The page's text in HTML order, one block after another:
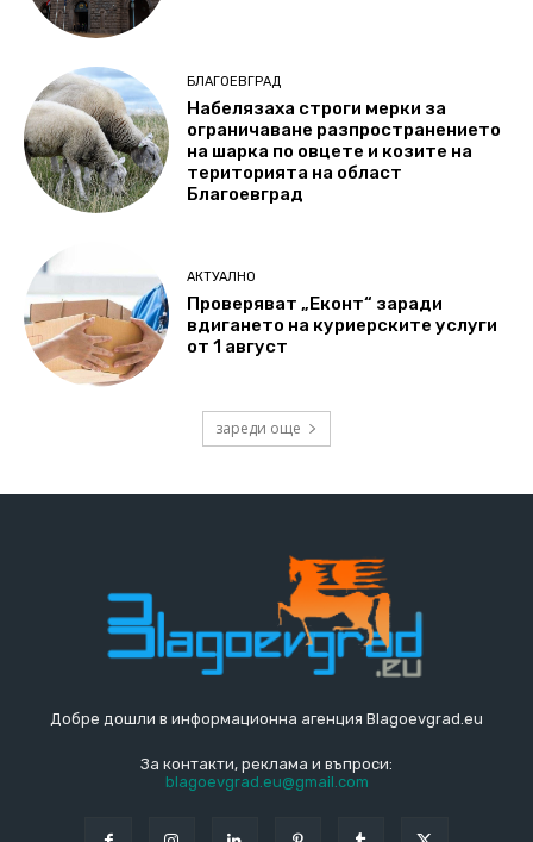
БЛАГОЕВГРАД
Набелязаха строги мерки за
ограничаване разпространението
на шарка по овцете и козите на
територията на област
Благоевград
АКТУАЛНО
Проверяват „Еконт“ заради
вдигането на куриерските услуги
от 1 август
зареди още
Добре дошли в информационна агенция Blagoevgrad.eu
За контакти, реклама и въпроси:
blagoevgrad.eu@gmail.com